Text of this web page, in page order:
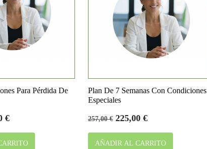
rápida
Para Pérdida De
€
Vista rápida
Plan De 7 Semanas Con Condiciones
Especiales
Precio
base
257,00 € Precio
225,00 €
AÑADIR AL CARRITO